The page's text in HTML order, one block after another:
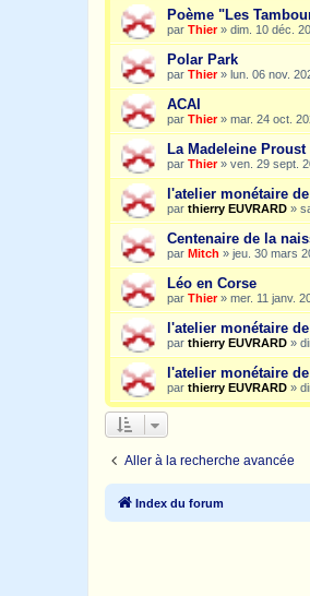
Poème "Les
par Thier» dim. 10 déc.
Polar Park
par Thier» lun. 06 nov.
ACAI
par Thier» mar. 24 oct.
La Madeleine Proust
par Thier» ven. 29 sept.
l'atelier monétaire de
par thierry EUVRARD »
Centenaire de la
par Mitch » jeu. 30 mars
Léo en Corse
par Thier» mer. 11 janv.
l'atelier monétaire de
par thierry EUVRARD »
l'atelier monétaire de
par thierry EUVRARD »
Aller à la recherche avancée
Index du forum